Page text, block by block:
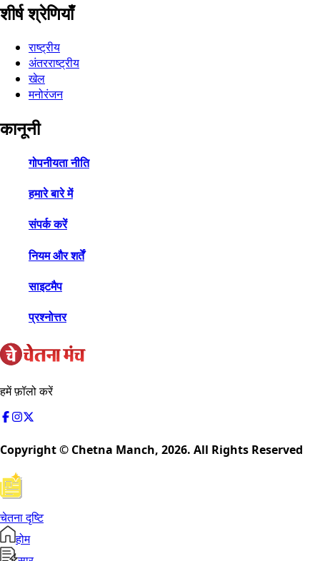
शीर्ष श्रेणियाँ
राष्ट्रीय
अंतरराष्ट्रीय
खेल
मनोरंजन
कानूनी
गोपनीयता नीति
हमारे बारे में
संपर्क करें
नियम और शर्तें
साइटमैप
प्रश्नोत्तर
हमें फ़ॉलो करें
Copyright © Chetna Manch, 2026. All Rights Reserved
चेतना दृष्टि
होम